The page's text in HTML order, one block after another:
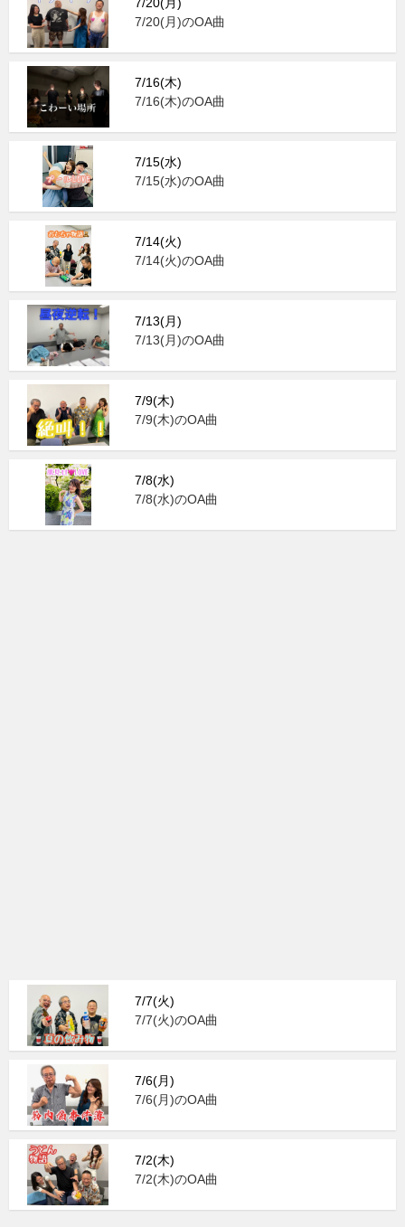
7/20(月)のOA曲
7/16(木)
7/16(木)のOA曲
7/15(水)
7/15(水)のOA曲
7/14(火)
7/14(火)のOA曲
7/13(月)
7/13(月)のOA曲
7/9(木)
7/9(木)のOA曲
7/8(水)
7/8(水)のOA曲
7/7(火)
7/7(火)のOA曲
7/6(月)
7/6(月)のOA曲
7/2(木)
7/2(木)のOA曲